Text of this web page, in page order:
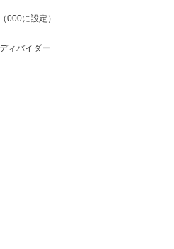
000に設定）
ィバイダー